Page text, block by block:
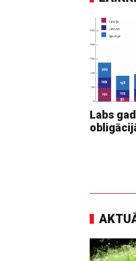
Labs